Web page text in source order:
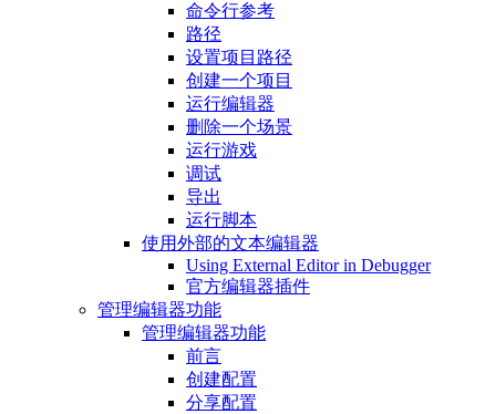
命令行参考
路径
设置项目路径
创建一个项目
运行编辑器
删除一个场景
运行游戏
调试
导出
运行脚本
使用外部的文本编辑器
Using External Editor in Debugger
官方编辑器插件
管理编辑器功能
管理编辑器功能
前言
创建配置
分享配置